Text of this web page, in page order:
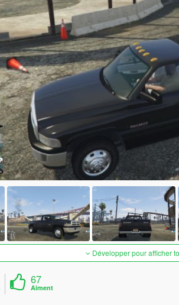
Développer pour afficher
67
Aiment